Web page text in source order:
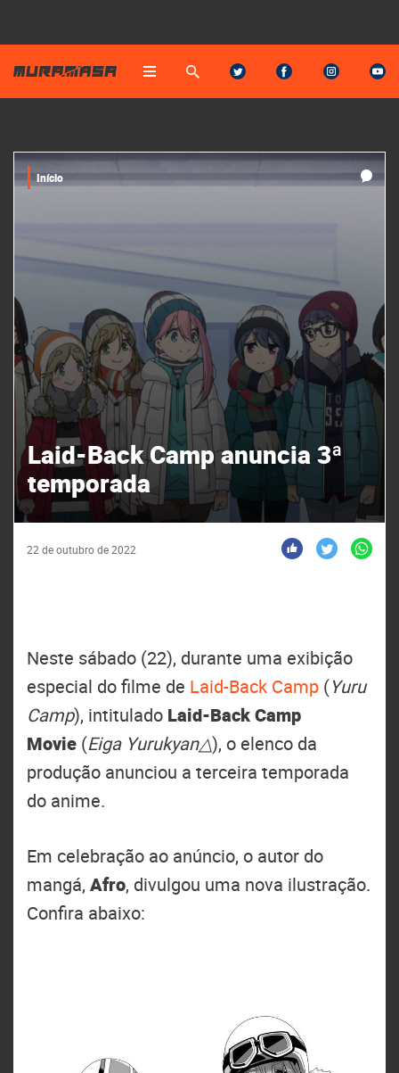
Início
Laid-Back Camp anuncia 3ª
temporada
22 de outubro de 2022
Neste sábado (22), durante uma exibição
especial do filme de Laid-Back Camp (Yuru
Camp), intitulado Laid-Back Camp
Movie (Eiga Yurukyan△), o elenco da
produção anunciou a terceira temporada
do anime.
Em celebração ao anúncio, o autor do
mangá, Afro, divulgou uma nova ilustração.
Confira abaixo: